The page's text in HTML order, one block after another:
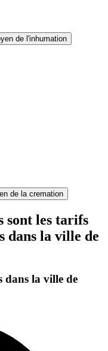
de l'inhumation
de la cremation
sont les tarifs
dans la ville de
dans la ville de